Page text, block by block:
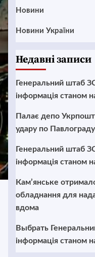
Новини
Новини України
Недавні записи
Генеральний штаб
інформація станом
Палає депо
удару по Павлограду
Генеральний штаб
інформація станом
Кам’янське
обладнання для
вдома
Выбрать
інформація станом